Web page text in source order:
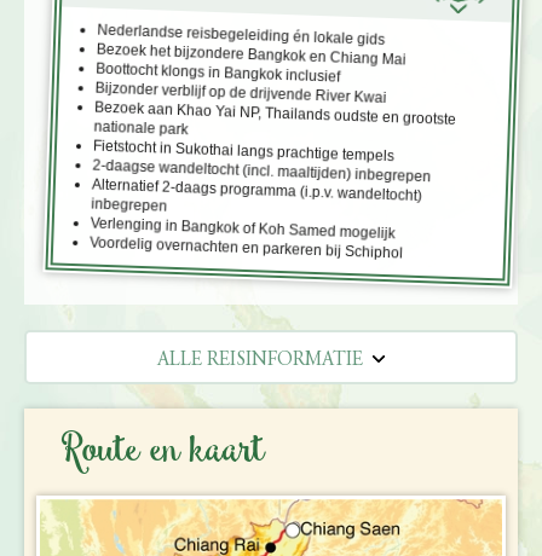
Nederlandse reisbegeleiding én lokale gids
Bezoek het bijzondere Bangkok en Chiang Mai
Boottocht klongs in Bangkok inclusief
Bijzonder verblijf op de drijvende River Kwai
Bezoek aan Khao Yai NP, Thailands oudste en grootste
nationale park
Fietstocht in Sukothai langs prachtige tempels
2-daagse wandeltocht (incl. maaltijden) inbegrepen
Alternatief 2-daags programma (i.p.v. wandeltocht)
inbegrepen
Verlenging in Bangkok of Koh Samed mogelijk
Voordelig overnachten en parkeren bij Schiphol
ALLE REISINFORMATIE
REISBESCHRIJVING
VERTREKDATA/PRIJS
REVIEWS
Route en kaart